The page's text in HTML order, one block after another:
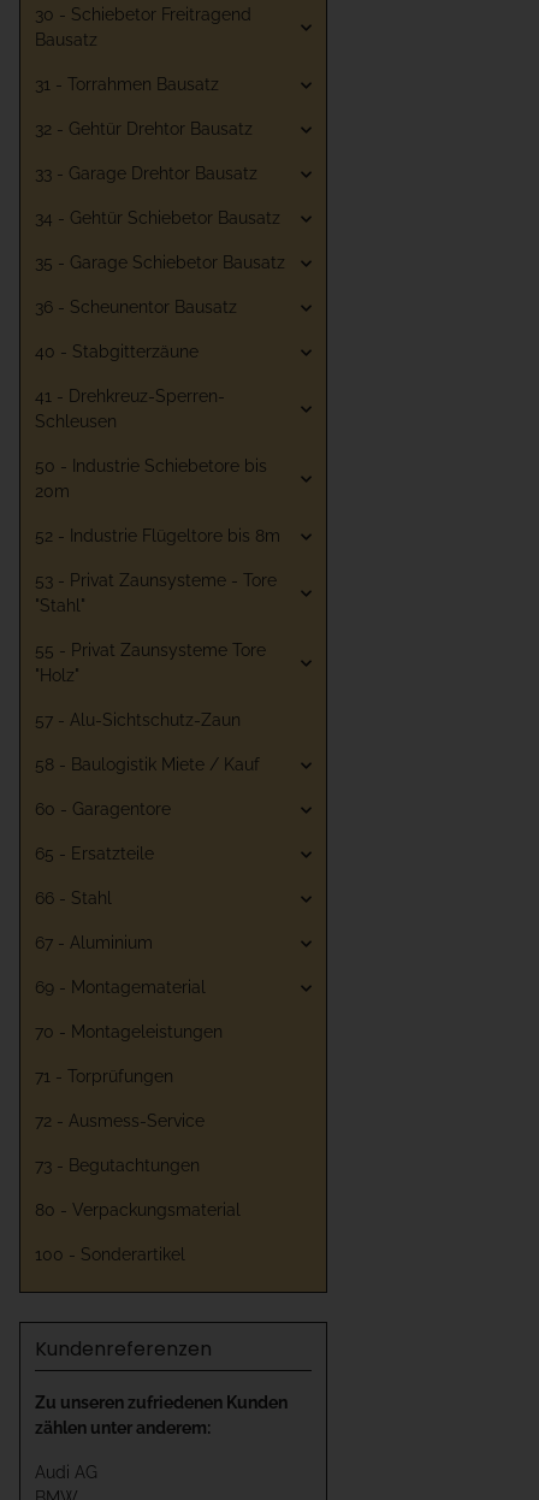
30 - Schiebetor Freitragend
Bausatz
31 - Torrahmen Bausatz
32 - Gehtür Drehtor Bausatz
33 - Garage Drehtor Bausatz
34 - Gehtür Schiebetor Bausatz
35 - Garage Schiebetor Bausatz
36 - Scheunentor Bausatz
40 - Stabgitterzäune
41 - Drehkreuz-Sperren-
Schleusen
50 - Industrie Schiebetore bis
20m
52 - Industrie Flügeltore bis 8m
53 - Privat Zaunsysteme - Tore
"Stahl"
55 - Privat Zaunsysteme Tore
"Holz"
57 - Alu-Sichtschutz-Zaun
58 - Baulogistik Miete / Kauf
60 - Garagentore
65 - Ersatzteile
66 - Stahl
67 - Aluminium
69 - Montagematerial
70 - Montageleistungen
71 - Torprüfungen
72 - Ausmess-Service
73 - Begutachtungen
80 - Verpackungsmaterial
100 - Sonderartikel
Kundenreferenzen
Zu unseren zufriedenen Kunden
zählen unter anderem:
Audi AG